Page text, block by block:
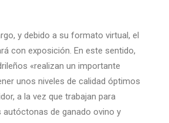
y debido a su formato virtual, el
con exposición. En este sentido,
«realizan un importante
unos niveles de calidad óptimos
a la vez que trabajan para
autóctonas de ganado ovino y